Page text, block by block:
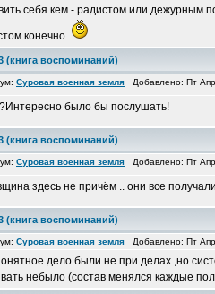
себя кем - радистом или дежурным
конечно.
(книга воспоминаний)
Суровая военная земля Добавлено: Пт
было бы послушать!
(книга воспоминаний)
Суровая военная земля Добавлено: Пт
здесь не причём .. они все
(книга воспоминаний)
Суровая военная земля Добавлено: Пт
дело были не при делах ,но
небыло (состав менялся каждые